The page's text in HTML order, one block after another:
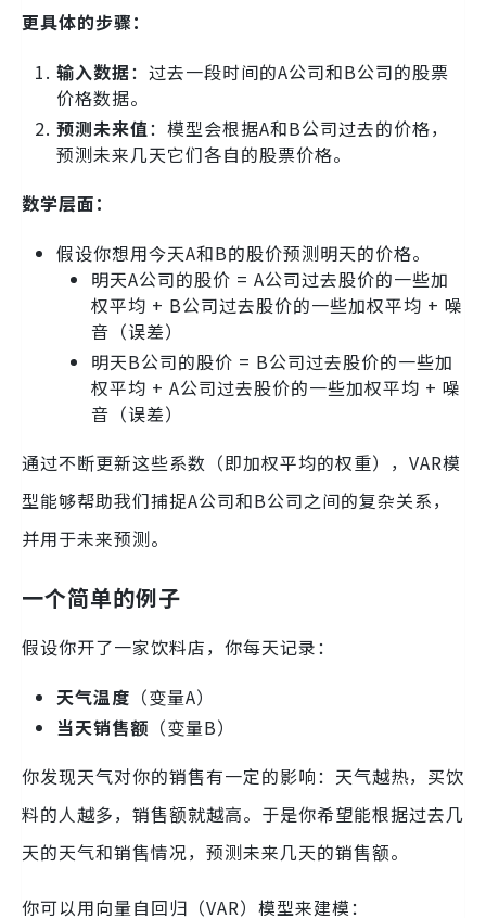
更具体的步骤：
输入数据：过去一段时间的A公司和B公司的股票
价格数据。
预测未来值：模型会根据A和B公司过去的价格，
预测未来几天它们各自的股票价格。
数学层面：
假设你想用今天A和B的股价预测明天的价格。
明天A公司的股价 = A公司过去股价的一些加
权平均 + B公司过去股价的一些加权平均 + 噪
音（误差）
明天B公司的股价 = B公司过去股价的一些加
权平均 + A公司过去股价的一些加权平均 + 噪
音（误差）
通过不断更新这些系数（即加权平均的权重），VAR模
型能够帮助我们捕捉A公司和B公司之间的复杂关系，
并用于未来预测。
一个简单的例子
假设你开了一家饮料店，你每天记录：
天气温度 （变量A）
当天销售额 （变量B）
你发现天气对你的销售有一定的影响：天气越热，买饮
料的人越多，销售额就越高。于是你希望能根据过去几
天的天气和销售情况，预测未来几天的销售额。
你可以用向量自回归（VAR）模型来建模：